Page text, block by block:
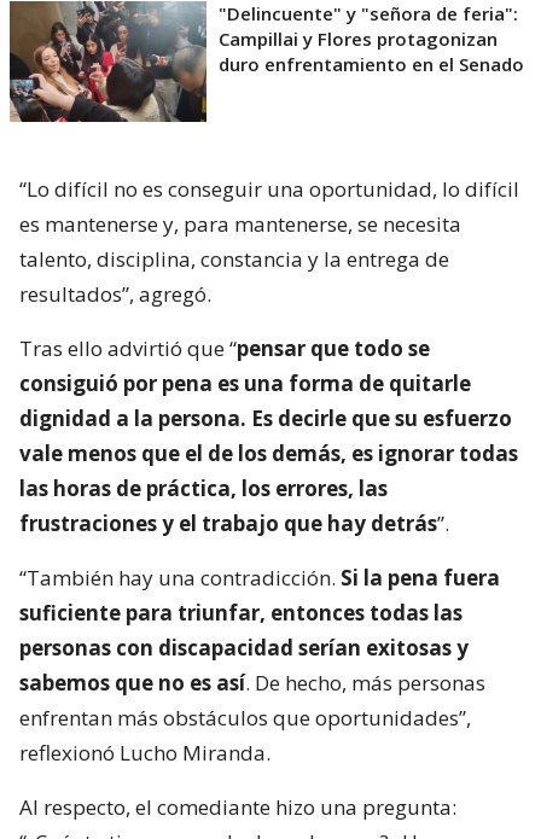
"Delincuente" y "señora de feria":
Campillai y Flores protagonizan
duro enfrentamiento en el Senado
“Lo difícil no es conseguir una oportunidad, lo difícil
es mantenerse y, para mantenerse, se necesita
talento, disciplina, constancia y la entrega de
resultados”, agregó.
Tras ello advirtió que “pensar que todo se
consiguió por pena es una forma de quitarle
dignidad a la persona. Es decirle que su esfuerzo
vale menos que el de los demás, es ignorar todas
las horas de práctica, los errores, las
frustraciones y el trabajo que hay detrás”.
“También hay una contradicción. Si la pena fuera
suficiente para triunfar, entonces todas las
personas con discapacidad serían exitosas y
sabemos que no es así. De hecho, más personas
enfrentan más obstáculos que oportunidades”,
reflexionó Lucho Miranda.
Al respecto, el comediante hizo una pregunta: